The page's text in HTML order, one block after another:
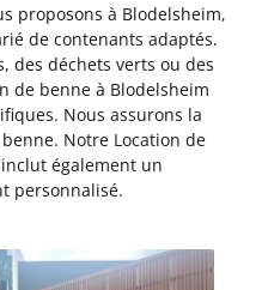
proposons à Blodelsheim,
de contenants adaptés.
des déchets verts ou des
de benne à Blodelsheim
Nous assurons la
Notre Location de
également un
personnalisé.